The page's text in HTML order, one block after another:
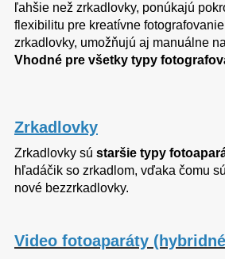
ľahšie než zrkadlovky, ponúkajú
flexibilitu pre kreatívne
zrkadlovky, umožňujú aj manuálne
Vhodné pre všetky typy
Zrkadlovky
Zrkadlovky sú staršie typy
hľadáčik so zrkadlom, vďaka čomu
nové bezzrkadlovky.
Video fotoaparáty